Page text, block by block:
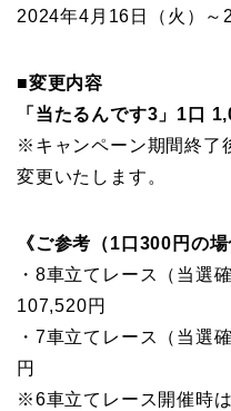
2024年4月16日（火）～
■変更内容
「当たるんです3」1口
※キャンペーン期間終了
変更いたします。
《ご参考（1口300円の場
・8車立てレース（当選
107,520円
・7車立てレース（当
円
※6車立てレース開催時